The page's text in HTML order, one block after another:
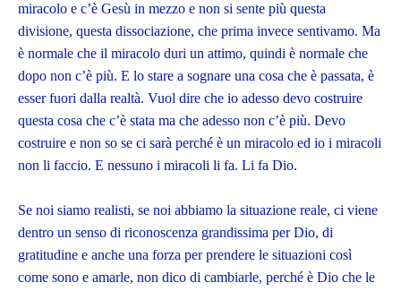
miracolo e c’è Gesù in mezzo e non si sente più questa
divisione, questa dissociazione, che prima invece sentivamo. Ma
è normale che il miracolo duri un attimo, quindi è normale che
dopo non c’è più. E lo stare a sognare una cosa che è passata, è
esser fuori dalla realtà. Vuol dire che io adesso devo costruire
questa cosa che c’è stata ma che adesso non c’è più. Devo
costruire e non so se ci sarà perché è un miracolo ed io i miracoli
non li faccio. E nessuno i miracoli li fa. Li fa Dio.
Se noi siamo realisti, se noi abbiamo la situazione reale, ci viene
dentro un senso di riconoscenza grandissima per Dio, di
gratitudine e anche una forza per prendere le situazioni così
come sono e amarle, non dico di cambiarle, perché è Dio che le